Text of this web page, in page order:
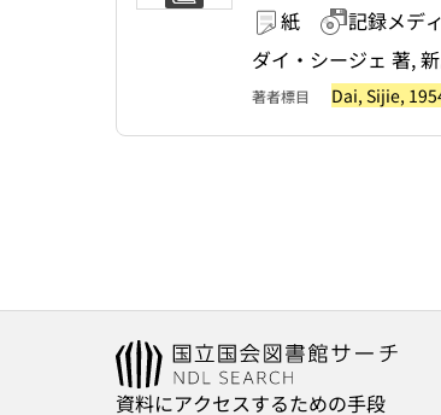
紙 記録メデ
ダイ・シージェ 著,
著者標目 Dai, Sijie,
資料にアクセスするための手段